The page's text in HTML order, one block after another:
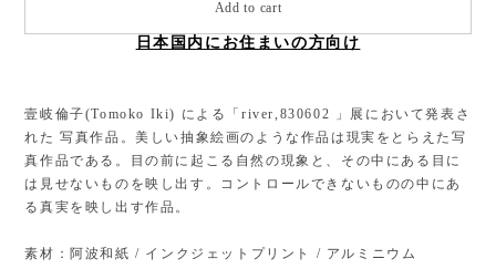
Add to cart
日本国内にお住まいの方向け
壹岐倫子(Tomoko Iki) による「river,830602 」展において発表さ
れた 写真作品。美しい抽象絵画のような作品は現実をとらえた写
真作品である。目の前に起こる自然の現象と、その中にある目に
は見せないものを映し出す。コントロールできないものの中にあ
る真実を映し出す作品。
素材：阿波和紙 / インクジェットプリント / アルミニウム